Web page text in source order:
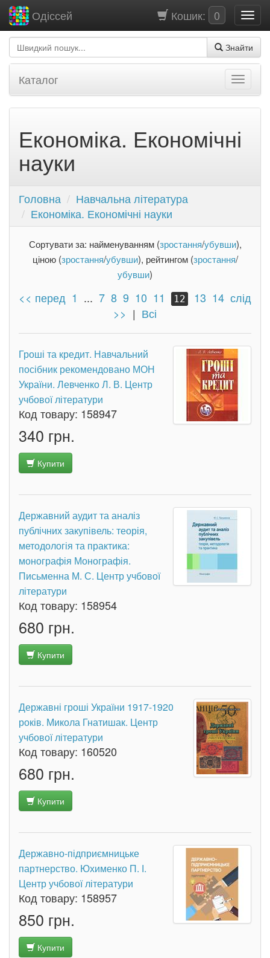
Кошик: 0
Одіссей
Знайти
Каталог
Економіка. Економічні
науки
Головна
Навчальна література
Економіка. Економічні науки
Сортувати за: найменуванням (зростання/убувши),
ціною (зростання/убувши), рейтингом (зростання/
убувши)
<< перед 1 ... 7 8 9 10 11 12 13 14 слід
>> | Всі
Гроші та кредит. Навчальний
посібник рекомендовано МОН
України. Левченко Л. В. Центр
учбової літератури
Код товару: 158947
340 грн.
Купити
Державний аудит та аналіз
публічних закупівель: теорія,
методологія та практика:
монографія Монографія.
Письменна М. С. Центр учбової
літератури
Код товару: 158954
680 грн.
Купити
Державні гроші України 1917-1920
років. Микола Гнатишак. Центр
учбової літератури
Код товару: 160520
680 грн.
Купити
Державно-підприємницьке
партнерство. Юхименко П. І.
Центр учбової літератури
Код товару: 158957
850 грн.
Купити